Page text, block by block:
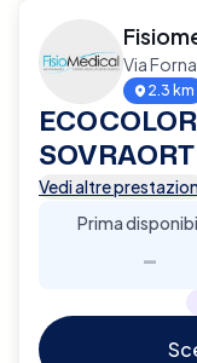
Via
2.3 km
Vedi altre
Prima
-